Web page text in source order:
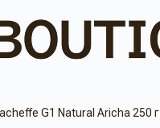
G1 Natural Aricha 250 г